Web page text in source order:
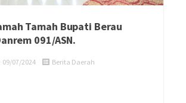
Tamah Bupati Berau
091/ASN.
09/07/2024 Berita Daerah